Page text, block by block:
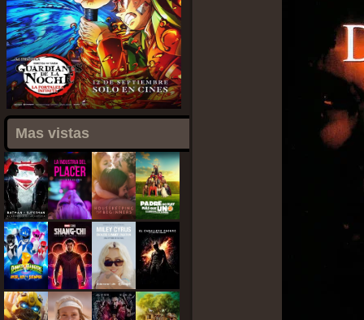
Mas vistas